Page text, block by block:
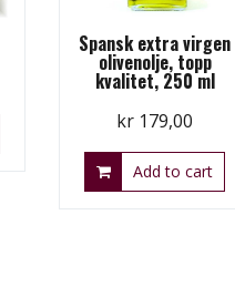
Spansk extra virgen
olivenolje, topp
kvalitet, 250 ml
kr 179,00
Add to cart